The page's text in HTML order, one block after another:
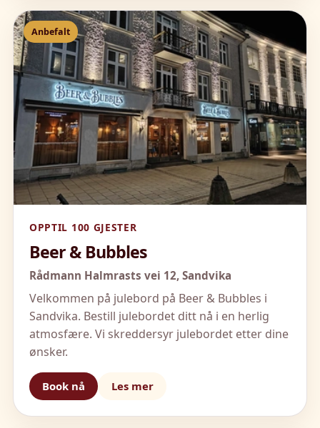
Anbefalt
OPPTIL 100 GJESTER
Beer & Bubbles
Rådmann Halmrasts vei 12, Sandvika
Velkommen på julebord på Beer & Bubbles i
Sandvika. Bestill julebordet ditt nå i en herlig
atmosfære. Vi skreddersyr julebordet etter dine
ønsker.
Book nå Les mer